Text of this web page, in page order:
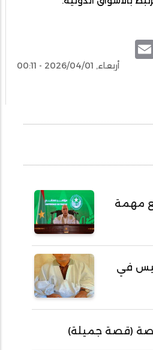
أربعاء, 2026/04/01 - 00:11
مهمة
في
(قصة جميلة)